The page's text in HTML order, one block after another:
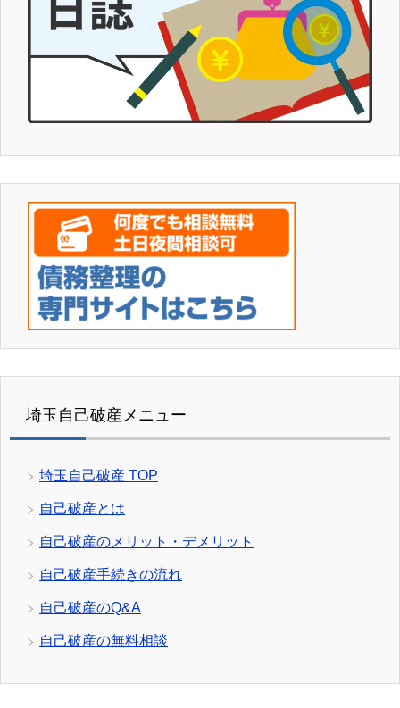
埼玉自己破産メニュー
埼玉自己破産 TOP
自己破産とは
自己破産のメリット・デメリット
自己破産手続きの流れ
自己破産のQ&A
自己破産の無料相談